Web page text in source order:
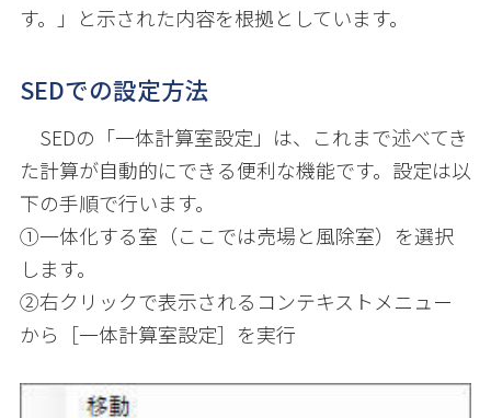
す。」と示された内容を根拠としています。
SEDでの設定方法
SEDの「一体計算室設定」は、これまで述べてき
た計算が自動的にできる便利な機能です。設定は以
下の手順で行います。
①一体化する室（ここでは売場と風除室）を選択
します。
②右クリックで表示されるコンテキストメニュー
から［一体計算室設定］を実行